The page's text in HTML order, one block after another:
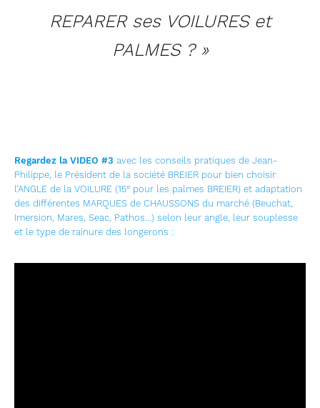
REPARER ses VOILURES et
PALMES ? »
Regardez la VIDEO #3 avec les conseils pratiques de Jean-
Philippe, le Président de la société BREIER pour bien choisir
l’ANGLE de la VOILURE (15° pour les palmes BREIER) et adaptation
des différentes MARQUES de CHAUSSONS du marché (Beuchat,
Imersion, Mares, Seac, Pathos…) selon leur angle, leur souplesse
et le type de rainure des longerons :